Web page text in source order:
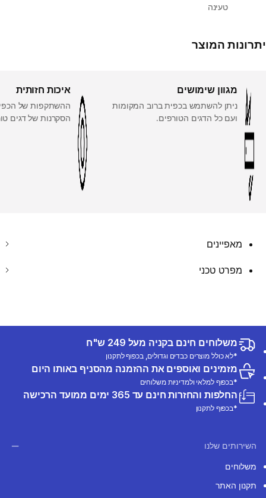
טעינה
יתרונות המוצר
מגוון שימושים
ניתן להשתמש בכפית ברוב המקומות
ועם כל הדגים הטורפים.
איכות חזותית
ההשתקפות של
הסקרנות של דגים
מאפיינים
מפרט טכני
משלוחים חינם בקניה מעל 249 ש"ח
*לא כולל מוצרים כבדים וגדולים, בכפוף לתקנון
מזמינים ואוספים את ההזמנה מהסניף באותו היום
*בכפוף למלאי ולמדיניות משלוחים
החלפות והחזרות חינם עד 365 ימים ממועד הרכישה
*בכפוף לתקנון
השירותים שלנו
משלוחים
תקנון האתר